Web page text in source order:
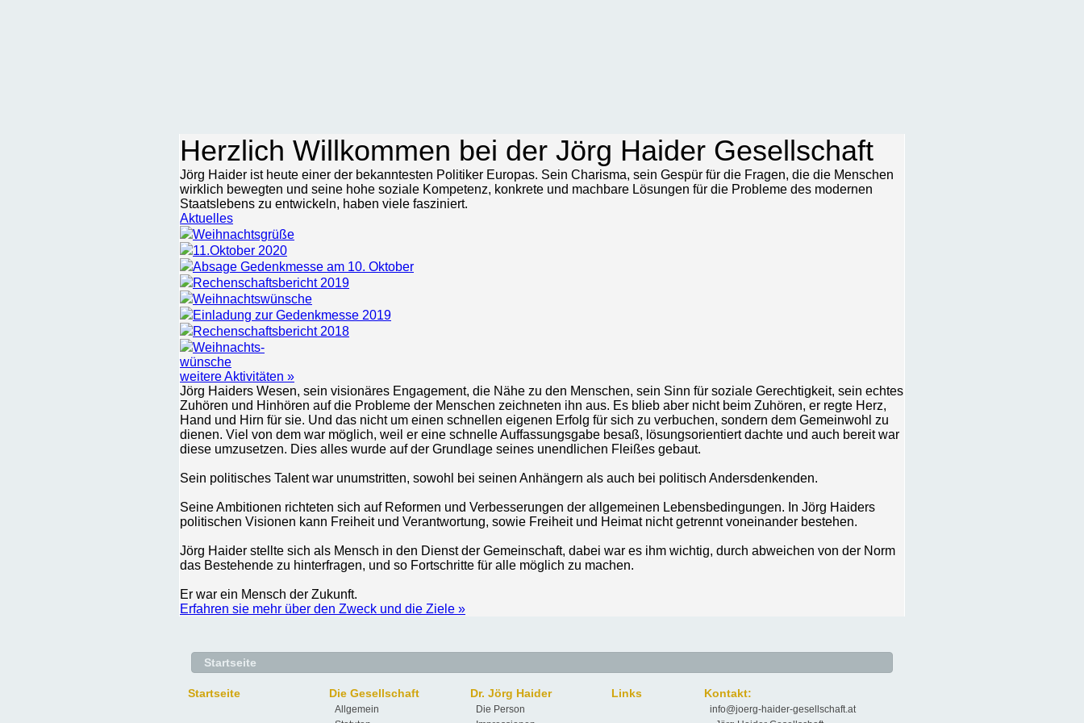
Herzlich Willkommen bei der Jörg Haider Gesellschaft
Jörg Haider ist heute einer der bekanntesten Politiker Europas. Sein Charisma, sein Gespür für die Fragen, die die Menschen
wirklich bewegten und seine hohe soziale Kompetenz, konkrete und machbare Lösungen für die Probleme des modernen
Staatslebens zu entwickeln, haben viele fasziniert.
Aktuelles
Weihnachtsgrüße
11.Oktober 2020
Absage Gedenkmesse am 10. Oktober
Rechenschaftsbericht 2019
Weihnachtswünsche
Einladung zur Gedenkmesse 2019
Rechenschaftsbericht 2018
Weihnachts-
wünsche
weitere Aktivitäten »
Jörg Haiders Wesen, sein visionäres Engagement, die Nähe zu den Menschen, sein Sinn für soziale Gerechtigkeit, sein echtes
Zuhören und Hinhören auf die Probleme der Menschen zeichneten ihn aus. Es blieb aber nicht beim Zuhören, er regte Herz,
Hand und Hirn für sie. Und das nicht um einen schnellen eigenen Erfolg für sich zu verbuchen, sondern dem Gemeinwohl zu
dienen. Viel von dem war möglich, weil er eine schnelle Auffassungsgabe besaß, lösungsorientiert dachte und auch bereit war
diese umzusetzen. Dies alles wurde auf der Grundlage seines unendlichen Fleißes gebaut.
Sein politisches Talent war unumstritten, sowohl bei seinen Anhängern als auch bei politisch Andersdenkenden.
Seine Ambitionen richteten sich auf Reformen und Verbesserungen der allgemeinen Lebensbedingungen. In Jörg Haiders
politischen Visionen kann Freiheit und Verantwortung, sowie Freiheit und Heimat nicht getrennt voneinander bestehen.
Jörg Haider stellte sich als Mensch in den Dienst der Gemeinschaft, dabei war es ihm wichtig, durch abweichen von der Norm
das Bestehende zu hinterfragen, und so Fortschritte für alle möglich zu machen.
Er war ein Mensch der Zukunft.
Erfahren sie mehr über den Zweck und die Ziele »
Startseite
Startseite Die Gesellschaft
Allgemein
Dr. Jörg Haider
Die Person
Links Kontakt:
info@joerg-haider-gesellschaft.at